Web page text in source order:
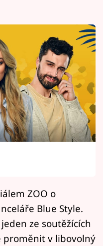
Vary
ZOO o
Blue Style.
ze soutěžících
proměnit v libovolný